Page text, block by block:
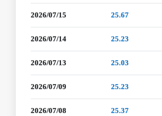
2026/07/15 25.67
2026/07/14 25.23
2026/07/13 25.03
2026/07/09 25.23
2026/07/08 25.37